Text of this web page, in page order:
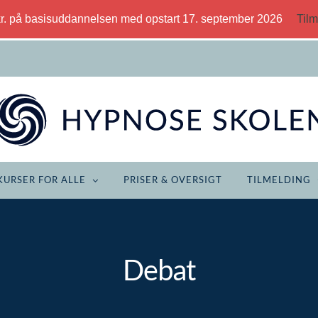
på basisuddannelsen med opstart 17. september 2026
FOR ALLE PRISER & OVERSIGT TILMELDING
Debat